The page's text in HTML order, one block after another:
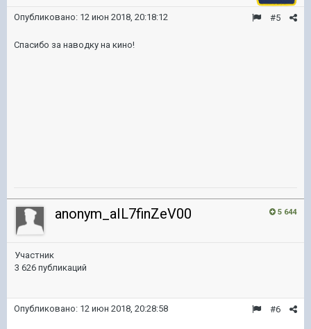
#5
Опубликовано: 12 июн 2018, 20:18:12
Спасибо за наводку на кино!
5 644
anonym_aIL7finZeV00
Участник
3 626 публикаций
#6
Опубликовано: 12 июн 2018, 20:28:58